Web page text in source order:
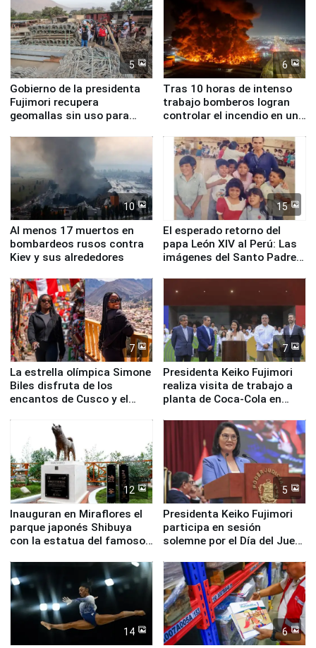
5
Gobierno de la presidenta
Fujimori recupera
geomallas sin uso para
Fenómeno El Niño
6
Tras 10 horas de intenso
trabajo bomberos logran
controlar el incendio en una
de Chile
10
Al menos 17 muertos en
bombardeos rusos contra
Kiev y sus alrededores
15
El esperado retorno del
papa León XIV al Perú: Las
imágenes del Santo Padre
7
La estrella olímpica Simone
Biles disfruta de los
encantos de Cusco y el
7
Presidenta Keiko Fujimori
realiza visita de trabajo a
planta de Coca-Cola en
12
Inauguran en Miraflores el
parque japonés Shibuya
con la estatua del famoso
5
Presidenta Keiko Fujimori
participa en sesión
solemne por el Día del Juez
14 6